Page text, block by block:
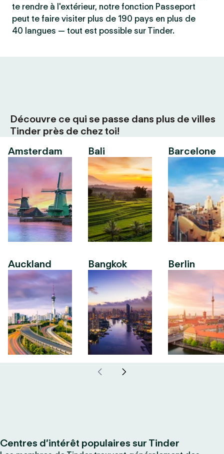
te rendre à l'extérieur, notre fonction Passeport
peut te faire visiter plus de 190 pays en plus de
40 langues — tout est possible sur Tinder.
Découvre ce qui se passe dans plus de villes
Tinder près de chez toi!
Amsterdam
Auckland
Bali
Bangkok
Barcelone
Berlin
Centres d’intérêt populaires sur Tinder